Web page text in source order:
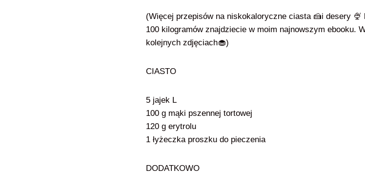
(Więcej przepisów na niskokaloryczne ciasta 🍰i desery 🍨
100 kilogramów znajdziecie w moim najnowszym ebooku.
kolejnych zdjęciach🧁)
CIASTO
5 jajek L
100 g mąki pszennej tortowej
120 g erytrolu
1 łyżeczka proszku do pieczenia
DODATKOWO